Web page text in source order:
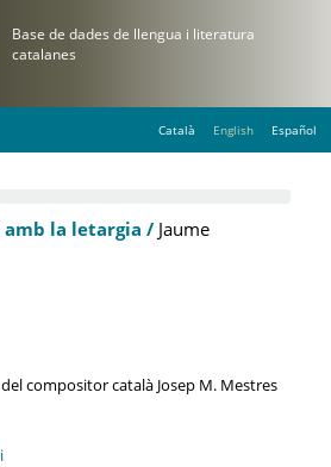
Català English Español
la letargia /Jaume
compositor català Josep M. Mestres